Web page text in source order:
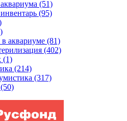
(51)
(95)
аквариуме (81)
(402)
(1)
(214)
(317)